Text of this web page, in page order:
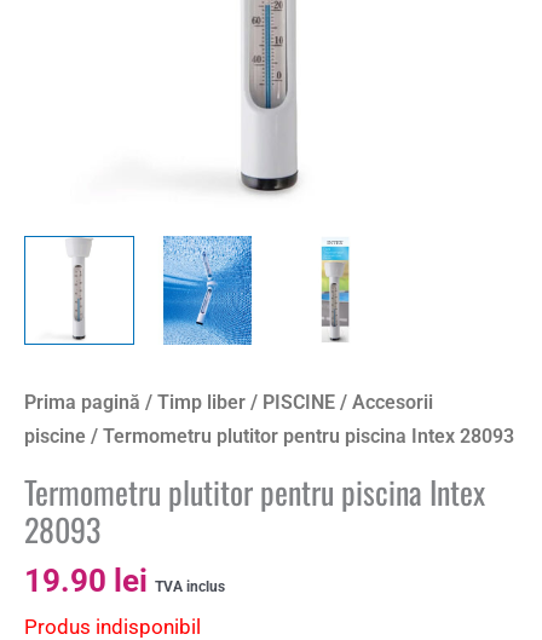
Prima pagină / Timp liber / PISCINE / Accesorii
piscine / Termometru plutitor pentru piscina Intex 28093
Termometru plutitor pentru piscina Intex
28093
19.90 lei TVA inclus
Produs indisponibil